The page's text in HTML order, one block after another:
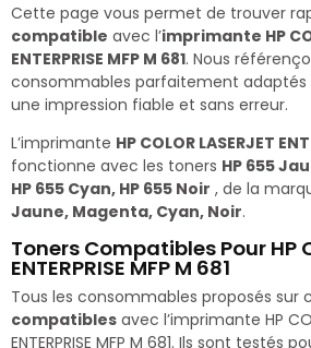
Cette page vous permet de trouver
compatible avec l’imprimante HP
ENTERPRISE MFP M 681. Nous
consommables parfaitement adaptés
une impression fiable et sans erreur.
L’imprimante HP COLOR LASERJET
fonctionne avec les toners HP 655
HP 655 Cyan, HP 655 Noir , de la
Jaune, Magenta, Cyan, Noir.
Toners Compatibles Pour HP
ENTERPRISE MFP M 681
Tous les consommables proposés sur
compatibles avec l’imprimante HP
ENTERPRISE MFP M 681. Ils sont testés